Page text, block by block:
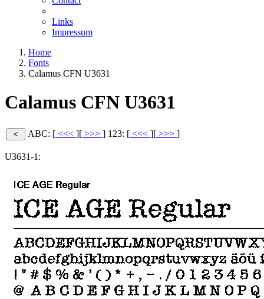
Links
Impressum
Home
Fonts
Calamus CFN U3631
Calamus CFN U3631
ABC: [ <<< ][ >>> ] 123: [ <<< ][ >>> ]
U3631-1: